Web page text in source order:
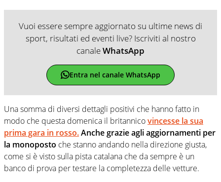
Vuoi essere sempre aggiornato su ultime news di
sport, risultati ed eventi live? Iscriviti al nostro
canaleWhatsApp
Entra nel canale WhatsApp
Una somma di diversi dettagli positivi che hanno fatto in
modo che questa domenica il britannicovincesse la sua
prima gara in rosso.Anche grazie agli aggiornamenti per
la monoposto che stanno andando nella direzione giusta,
come si è visto sulla pista catalana che da sempre è un
banco di prova per testare la completezza delle vetture.